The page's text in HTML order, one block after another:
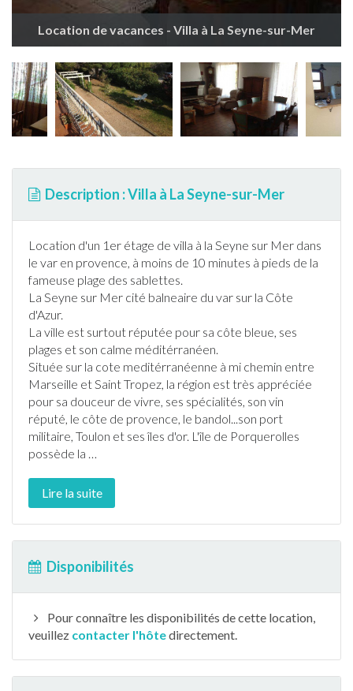
Location de vacances - Villa à La Seyne-sur-Mer
Description : Villa à La Seyne-sur-Mer
Location d'un 1er étage de villa à la Seyne sur Mer dans
le var en provence, à moins de 10 minutes à pieds de la
fameuse plage des sablettes.
La Seyne sur Mer cité balneaire du var sur la Côte
d'Azur.
La ville est surtout réputée pour sa côte bleue, ses
plages et son calme méditérranéen.
Située sur la cote meditérranéenne à mi chemin entre
Marseille et Saint Tropez, la région est très appréciée
pour sa douceur de vivre, ses spécialités, son vin
réputé, le côte de provence, le bandol...son port
militaire, Toulon et ses îles d'or. L'île de Porquerolles
possède la …
Lire la suite
Disponibilités
Pour connaître les disponibilités de cette location,
veuillez contacter l'hôtedirectement.